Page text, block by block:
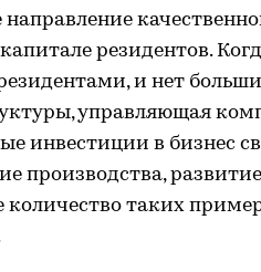
направление
резидентов.
и нет
управляющая
инвестиции в бизнес
производства,
количество таких